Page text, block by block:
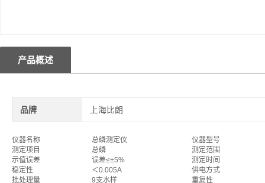
产品概述
品牌 上海比朗
仪器名称 总磷测定仪
仪器型号
测定项目
总磷
测定范围
示值误差
误差≤±5%
测定时间
稳定性
＜0.005A
供电方式
批处理量
9支水样
重复性